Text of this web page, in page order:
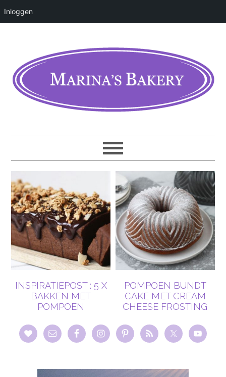
Inloggen
INSPIRATIEPOST : 5 X
BAKKEN MET
POMPOEN
POMPOEN BUNDT
CAKE MET CREAM
CHEESE FROSTING